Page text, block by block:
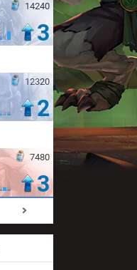
14240
3
12320
2
7480
3